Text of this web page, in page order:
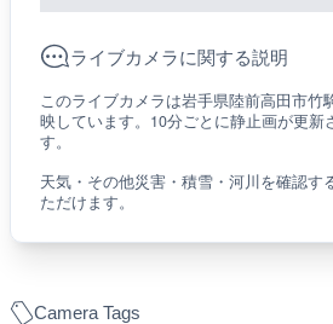
Camera Tags
ライブカメラに関する説明
このライブカメラは岩手県陸前高田市竹
映しています。10分ごとに静止画が更新
す。
天気・その他災害・積雪・河川を確認す
ただけます。